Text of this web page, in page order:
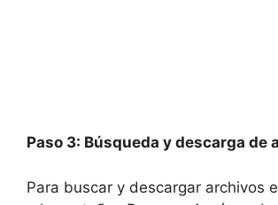
Paso 3: Búsqueda y descarga de
Para buscar y descargar archivos